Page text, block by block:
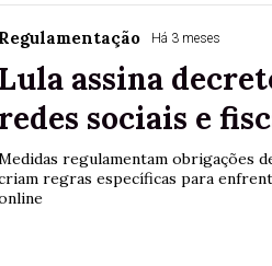
Regulamentação Há 3 meses
Lula assina
redes sociais e
regulamentam obrigações
regras específicas para